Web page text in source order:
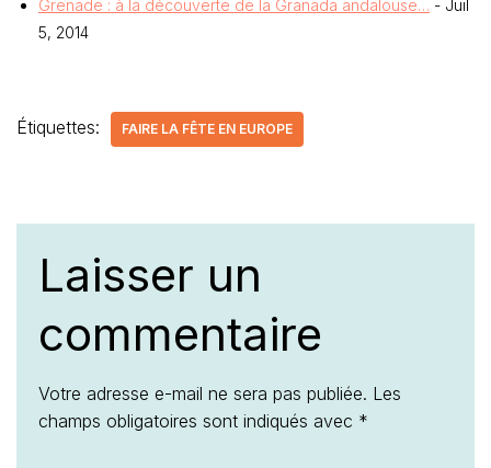
Grenade : à la découverte de la Granada andalouse… - Juil
5, 2014
Étiquettes: FAIRE LA FÊTE EN EUROPE
Laisser un
commentaire
Votre adresse e-mail ne sera pas publiée. Les
champs obligatoires sont indiqués avec *